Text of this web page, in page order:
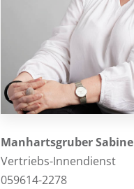
Manhartsgruber Sabine
Vertriebs-Innendienst
059614-2278